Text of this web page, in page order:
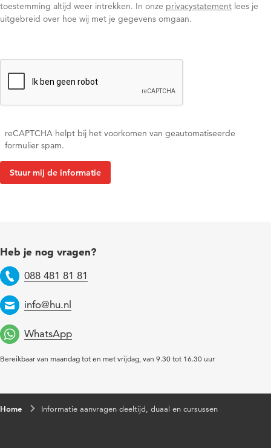
toestemming altijd weer intrekken. In onze privacystatement lees je
uitgebreid over hoe wij met je gegevens omgaan.
reCAPTCHA helpt bij het voorkomen van geautomatiseerde
formulier spam.
Heb je nog vragen?
Telefoon
088 481 81 81
Email
info@hu.nl
WhatsApp
Bereikbaar van maandag tot en met vrijdag, van 9.30 tot 16.30 uur
Home Informatie aanvragen deeltijd, duaal en cursussen